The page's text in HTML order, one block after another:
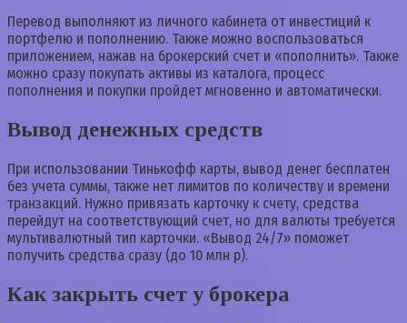
Перевод выполняют из личного кабинета от инвестиций к
портфелю и пополнению. Также можно воспользоваться
приложением, нажав на брокерский счет и «пополнить». Также
можно сразу покупать активы из каталога, процесс
пополнения и покупки пройдет мгновенно и автоматически.
Вывод денежных средств
При использовании Тинькофф карты, вывод денег бесплатен
без учета суммы, также нет лимитов по количеству и времени
транзакций. Нужно привязать карточку к счету, средства
перейдут на соответствующий счет, но для валюты требуется
мультивалютный тип карточки. «Вывод 24/7» поможет
получить средства сразу (до 10 млн р).
Как закрыть счет у брокера